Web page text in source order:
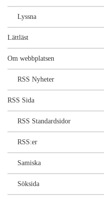
Lyssna
Lättläst
Om webbplatsen
RSS Nyheter
RSS Sida
RSS Standardsidor
RSS:er
Samiska
Söksida